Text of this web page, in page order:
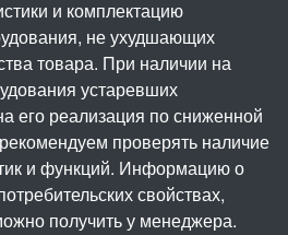
и комплектацию
не ухудшающих
товара. При наличии на
устаревших
его реализация по сниженной
проверять наличие
и функций. Информацию о
свойствах,
получить у менеджера.